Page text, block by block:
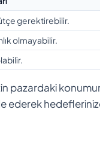
gerektirebilir.
olmayabilir.
pazardaki
ederek